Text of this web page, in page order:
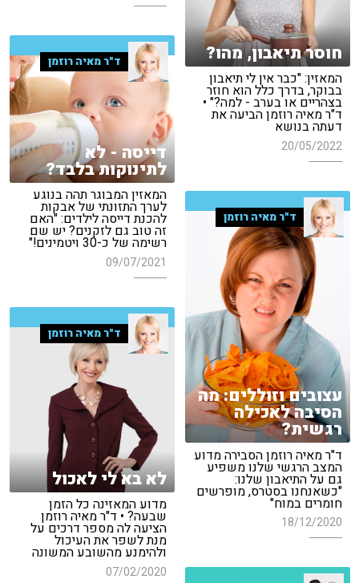
חוסר תיאבון, מהו?
המאזין: "כבר אין לי תיאבון
בבוקר, בדרך כלל הוא חוזר
בצהריים או בערב - למה?" •
ד"ר מאיה רוזמן הביעה את
דעתה בנושא
20/05/2022
ד"ר מאיה רוזמן
דייסה - לא
לתינוקות בלבד?
המאזין המבוגר תהה בנוגע
לערך התזונתי של אבקות
להכנת דייסה לילדים: "האם
זה טוב גם לזקנים? יש שם
רשימה של כ-30 ויטמינים!"
09/07/2021
ד"ר מאיה רוזמן
עצובים וזוללים: מה
הסיבה לאכילה
רגשית?
ד"ר מאיה רוזמן הסבירה מדוע
המצב הרגשי שלנו משפיע
גם על התיאבון שלנו:
"כשאנחנו בסטרס, מופרשים
חומרים במוח"
18/12/2020
ד"ר מאיה רוזמן
לא בא לי לאכול
מדוע המאזינה כל הזמן
שבעה? • ד"ר מאיה רוזמן
הציעה לה מספר דרכים על
מנת לשפר את העיכול
ולהימנע מהשובע המשונה
07/02/2020